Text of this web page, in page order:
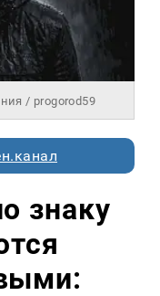
/ progorod59
знаку